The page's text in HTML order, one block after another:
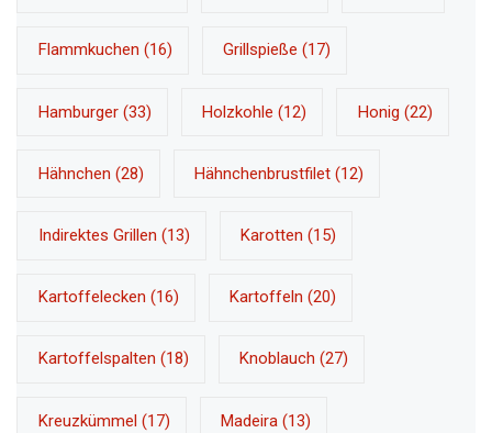
Flammkuchen (16) Grillspieße (17)
Hamburger(33) Holzkohle (12) Honig (22)
Hähnchen (28) Hähnchenbrustfilet (12)
Indirektes Grillen (13) Karotten (15)
Kartoffelecken (16) Kartoffeln (20)
Kartoffelspalten (18) Knoblauch (27)
Kreuzkümmel (17) Madeira (13)